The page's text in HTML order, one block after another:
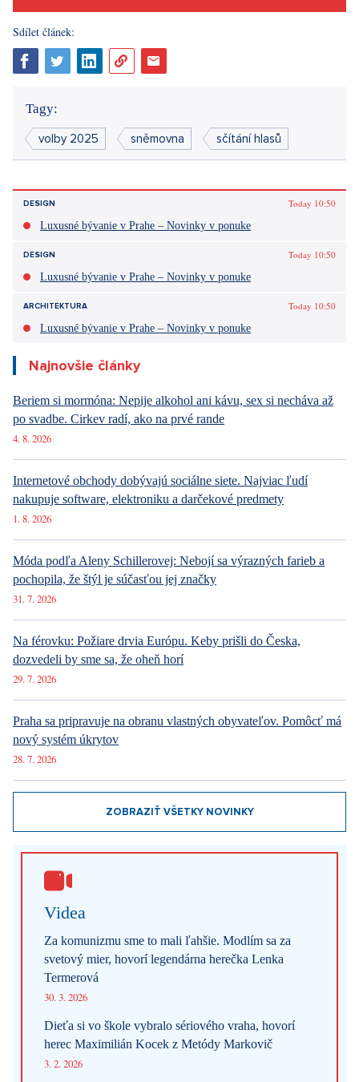
Páčil sa vám článok?
Diskusie
Tagy:
DESIGN
Today 10:50
Luxusné bývanie v Prahe – Novinky v ponuke
DESIGN
Today 10:50
Luxusné bývanie v Prahe – Novinky v ponuke
Najnovšie články
Beriem si mormóna: Nepije alkohol ani kávu, sex si necháva až
po svadbe. Cirkev radí, ako na prvé rande
4. 8. 2026
Internetové obchody dobývajú sociálne siete. Najviac ľudí
nakupuje software, elektroniku a darčekové predmety
dozvedeli by sme sa, že oheň horí
29. 7. 2026
Praha sa pripravuje na obranu vlastných obyvateľov. Pomôcť má
nový systém úkrytov
28. 7. 2026